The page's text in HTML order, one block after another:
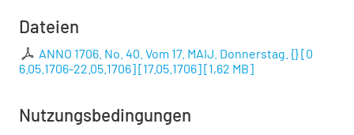
Dateien
ANNO 1706. No. 40. Vom 17. MAIJ. Donnerstag. {} [0
6.05.1706-22.05.1706] [17.05.1706][1,62 MB]
Nutzungsbedingungen